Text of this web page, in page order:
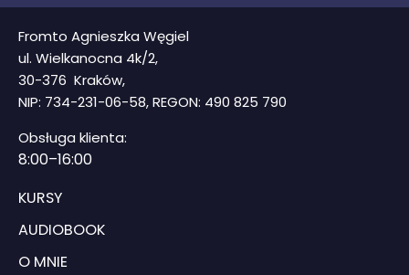
Fromto Agnieszka Węgiel
ul. Wielkanocna 4k/2,
30-376 Kraków,
NIP: 734-231-06-58, REGON: 490 825 790
Obsługa klienta:
8:00–16:00
KURSY
AUDIOBOOK
O MNIE